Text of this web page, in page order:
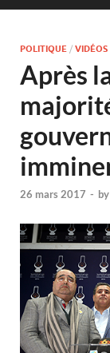
POLITIQUE / VIDÉOS
Après
26 mars 2017 - by